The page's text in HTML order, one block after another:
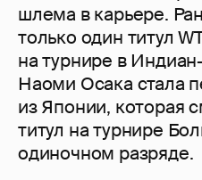
шлема в карьере.
только один титул
на турнире в
Наоми Осака стала
из Японии, которая
титул на турнире
одиночном разряде.